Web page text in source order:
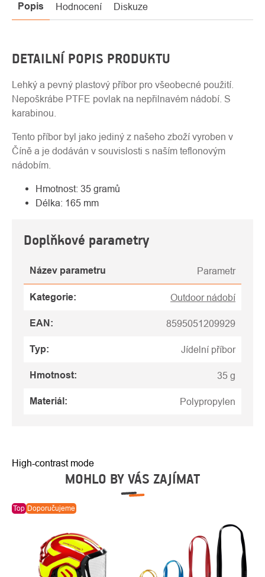
Popis Hodnocení Diskuze
DETAILNÍ POPIS PRODUKTU
Lehký a pevný plastový příbor pro všeobecné použití.
Nepoškrábe PTFE povlak na nepřilnavém nádobí. S
karabinou.
Tento příbor byl jako jediný z našeho zboží vyroben v
Číně a je dodáván v souvislosti s naším teflonovým
nádobím.
Hmotnost: 35 gramů
Délka: 165 mm
Doplňkové parametry
Název parametru Parametr
Kategorie: Outdoor nádobí
EAN : 8595051209929
Typ: Jídelní příbor
Hmotnost: 35 g
Materiál : Polypropylen
High-contrast mode
MOHLO BY VÁS ZAJÍMAT
Top Doporučujeme